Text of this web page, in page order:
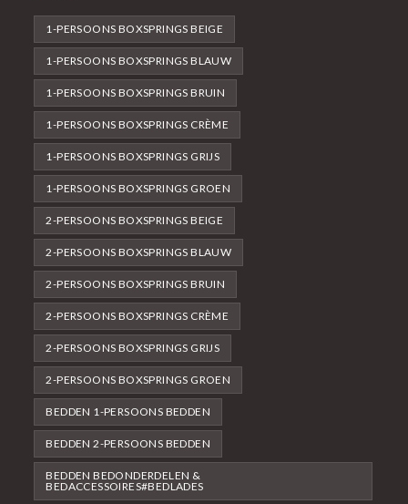
1-PERSOONS BOXSPRINGS BEIGE
1-PERSOONS BOXSPRINGS BLAUW
1-PERSOONS BOXSPRINGS BRUIN
1-PERSOONS BOXSPRINGS CRÈME
1-PERSOONS BOXSPRINGS GRIJS
1-PERSOONS BOXSPRINGS GROEN
2-PERSOONS BOXSPRINGS BEIGE
2-PERSOONS BOXSPRINGS BLAUW
2-PERSOONS BOXSPRINGS BRUIN
2-PERSOONS BOXSPRINGS CRÈME
2-PERSOONS BOXSPRINGS GRIJS
2-PERSOONS BOXSPRINGS GROEN
BEDDEN 1-PERSOONS BEDDEN
BEDDEN 2-PERSOONS BEDDEN
BEDDEN BEDONDERDELEN &
BEDACCESSOIRES#BEDLADES